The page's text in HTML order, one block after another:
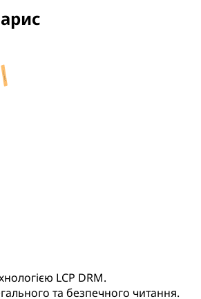
LCP DRM.
та безпечного читання.